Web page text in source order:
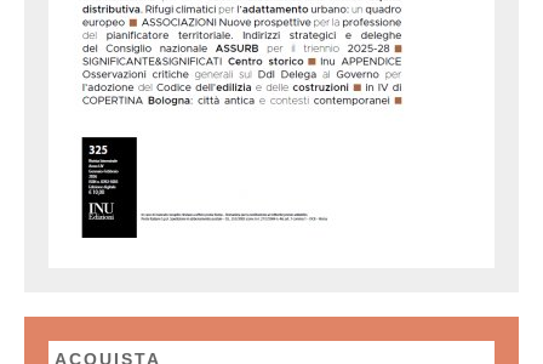
ACQUISTA